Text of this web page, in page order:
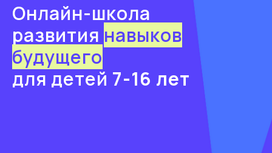
Онлайн-школа
развития навыков
будущего
для детей 7-16 лет